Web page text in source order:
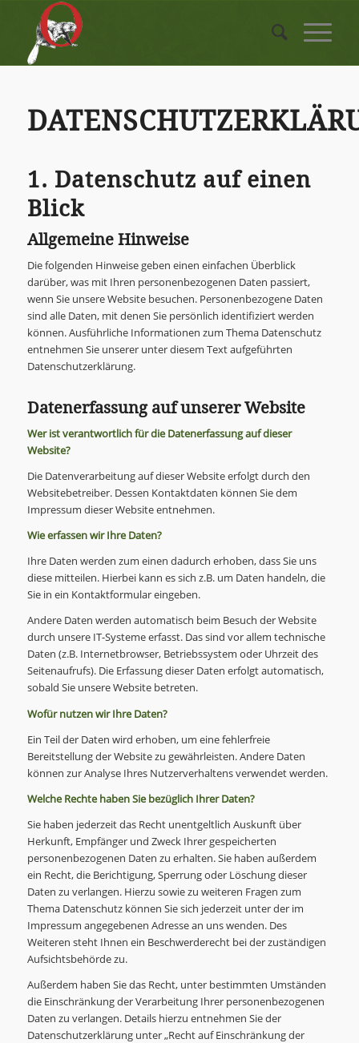
1. Datenschutz auf einen
Blick
Allgemeine Hinweise
Die folgenden Hinweise geben einen einfachen Überblick
darüber, was mit Ihren personenbezogenen Daten passiert,
wenn Sie unsere Website besuchen. Personenbezogene Daten
sind alle Daten, mit denen Sie persönlich identifiziert werden
können. Ausführliche Informationen zum Thema Datenschutz
entnehmen Sie unserer unter diesem Text aufgeführten
Datenschutzerklärung.
Datenerfassung auf unserer Website
Wer ist verantwortlich für die Datenerfassung auf dieser
Website?
Die Datenverarbeitung auf dieser Website erfolgt durch den
Websitebetreiber. Dessen Kontaktdaten können Sie dem
Impressum dieser Website entnehmen.
Wie erfassen wir Ihre Daten?
Ihre Daten werden zum einen dadurch erhoben, dass Sie uns
diese mitteilen. Hierbei kann es sich z.B. um Daten handeln, die
Sie in ein Kontaktformular eingeben.
Andere Daten werden automatisch beim Besuch der Website
durch unsere IT-Systeme erfasst. Das sind vor allem technische
Daten (z.B. Internetbrowser, Betriebssystem oder Uhrzeit des
Seitenaufrufs). Die Erfassung dieser Daten erfolgt automatisch,
sobald Sie unsere Website betreten.
Wofür nutzen wir Ihre Daten?
Ein Teil der Daten wird erhoben, um eine fehlerfreie
Bereitstellung der Website zu gewährleisten. Andere Daten
können zur Analyse Ihres Nutzerverhaltens verwendet werden.
Welche Rechte haben Sie bezüglich Ihrer Daten?
Sie haben jederzeit das Recht unentgeltlich Auskunft über
Herkunft, Empfänger und Zweck Ihrer gespeicherten
personenbezogenen Daten zu erhalten. Sie haben außerdem
ein Recht, die Berichtigung, Sperrung oder Löschung dieser
Daten zu verlangen. Hierzu sowie zu weiteren Fragen zum
Thema Datenschutz können Sie sich jederzeit unter der im
Impressum angegebenen Adresse an uns wenden. Des
Weiteren steht Ihnen ein Beschwerderecht bei der zuständigen
Aufsichtsbehörde zu.
Außerdem haben Sie das Recht, unter bestimmten Umständen
die Einschränkung der Verarbeitung Ihrer personenbezogenen
Daten zu verlangen. Details hierzu entnehmen Sie der
Datenschutzerklärung unter „Recht auf Einschränkung der